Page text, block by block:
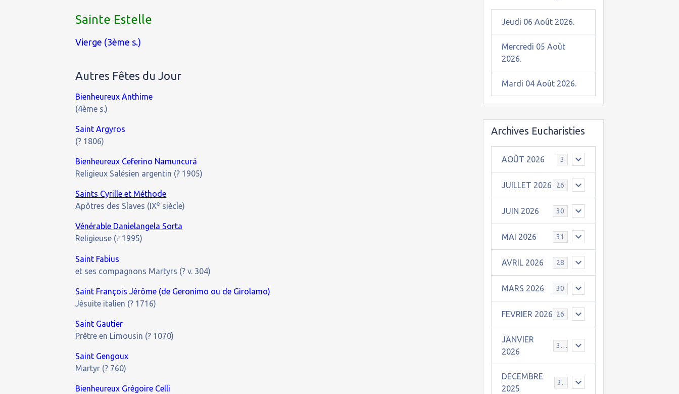
Sainte Estelle
Vierge (3ème s.)
Autres Fêtes du Jour
Bienheureux Anthime
(4ème s.)
Saint Argyros
(? 1806)
Bienheureux Ceferino Namuncurá
Religieux Salésien argentin (? 1905)
Saints Cyrille et Méthode
Apôtres des Slaves (IXe siècle)
Vénérable Danielangela Sorta
Religieuse (? 1995)
Saint Fabius
et ses compagnons Martyrs (? v. 304)
Saint François Jérôme (de Geronimo ou de Girolamo)
Jésuite italien (? 1716)
Saint Gautier
Prêtre en Limousin (? 1070)
Saint Gengoux
Martyr (? 760)
Bienheureux Grégoire Celli
Jeudi 06 Août 2026.
Mercredi 05 Août
2026.
Mardi 04 Août 2026.
Archives Eucharisties
AOÛT 2026 3
JUILLET 2026 26
JUIN 2026 30
MAI 2026 31
AVRIL 2026 28
MARS 2026 30
FEVRIER 2026 26
JANVIER
2026
31
DECEMBRE
2025
30